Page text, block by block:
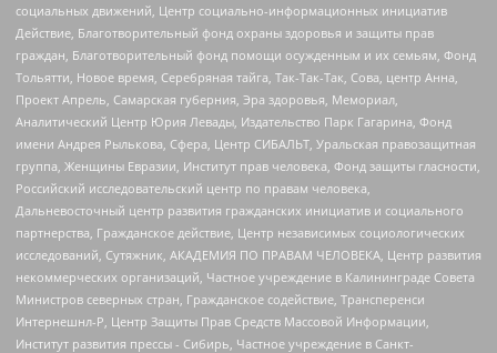
социальных движений, Центр социально-информационных инициатив
Действие, Благотворительный фонд охраны здоровья и защиты прав
граждан, Благотворительный фонд помощи осужденным и их семьям, Фонд
Тольятти, Новое время, Серебряная тайга, Так-Так-Так, Сова, центр Анна,
Проект Апрель, Самарская губерния, Эра здоровья, Мемориал,
Аналитический Центр Юрия Левады, Издательство Парк Гагарина, Фонд
имени Андрея Рылькова, Сфера, Центр СИБАЛЬТ, Уральская правозащитная
группа, Женщины Евразии, Институт прав человека, Фонд защиты гласности,
Российский исследовательский центр по правам человека,
Дальневосточный центр развития гражданских инициатив и социального
партнерства, Гражданское действие, Центр независимых социологических
исследований, Сутяжник, АКАДЕМИЯ ПО ПРАВАМ ЧЕЛОВЕКА, Центр развития
некоммерческих организаций, Частное учреждение в Калининграде Совета
Министров северных стран, Гражданское содействие, Трансперенси
Интернешнл-Р, Центр Защиты Прав Средств Массовой Информации,
Институт развития прессы - Сибирь, Частное учреждение в Санкт-